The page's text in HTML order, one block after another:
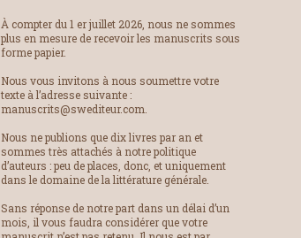
À compter du 1 er juillet 2026, nous ne sommes
plus en mesure de recevoir les manuscrits sous
forme papier.
Nous vous invitons à nous soumettre votre
texte à l’adresse suivante :
manuscrits@swediteur.com.
Nous ne publions que dix livres par an et
sommes très attachés à notre politique
d’auteurs : peu de places, donc, et uniquement
dans le domaine de la littérature générale.
Sans réponse de notre part dans un délai d’un
mois, il vous faudra considérer que votre